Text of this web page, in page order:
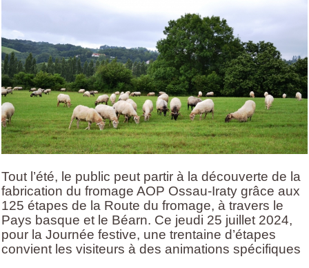
Tout l’été, le public peut partir à la découverte de la
fabrication du fromage AOP Ossau-Iraty grâce aux
125 étapes de la Route du fromage, à travers le
Pays basque et le Béarn. Ce jeudi 25 juillet 2024,
pour la Journée festive, une trentaine d’étapes
convient les visiteurs à des animations spécifiques